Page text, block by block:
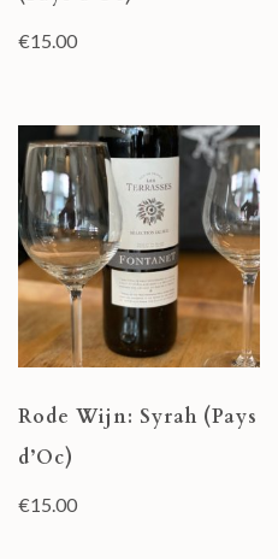
€15.00
Rode Wijn: Syrah (Pays
d’Oc)
€15.00